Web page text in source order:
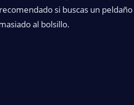
si buscas un peldaño
al bolsillo.